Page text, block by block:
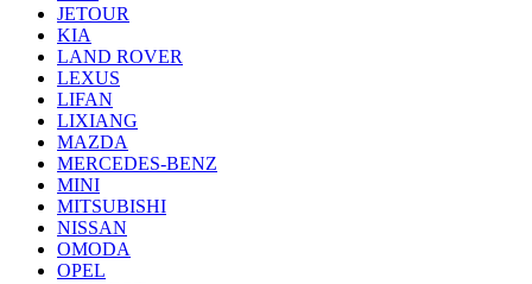
JETOUR
KIA
LAND ROVER
LEXUS
LIFAN
LIXIANG
MAZDA
MERCEDES-BENZ
MINI
MITSUBISHI
NISSAN
OMODA
OPEL